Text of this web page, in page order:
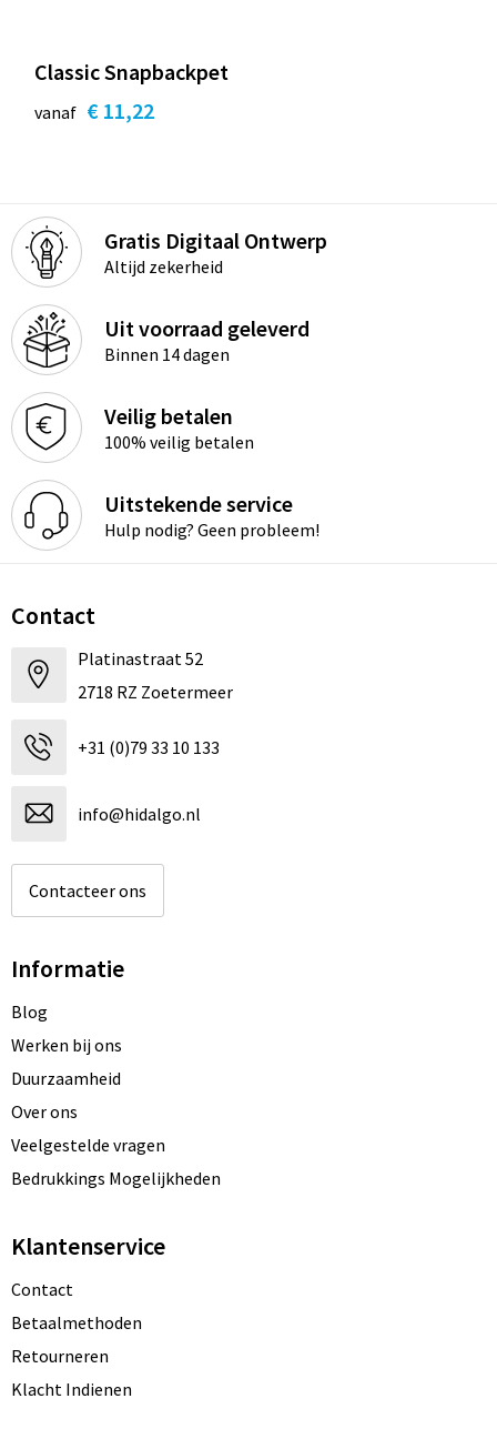
Classic Snapbackpet
vanaf € 11,22
Gratis Digitaal Ontwerp
Altijd zekerheid
Uit voorraad geleverd
Binnen 14 dagen
Veilig betalen
100% veilig betalen
Uitstekende service
Hulp nodig? Geen probleem!
Contact
Platinastraat 52
2718 RZ Zoetermeer
+31 (0)79 33 10 133
info@hidalgo.nl
Contacteer ons
Informatie
Blog
Werken bij ons
Duurzaamheid
Over ons
Veelgestelde vragen
Bedrukkings Mogelijkheden
Klantenservice
Contact
Betaalmethoden
Retourneren
Klacht Indienen